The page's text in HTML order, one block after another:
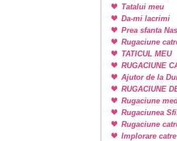
Tatalui meu
Da-mi lacrimi
Prea sfanta
Rugaciune
TATICUL MEU
RUGACIUNE
Ajutor de la
RUGACIUNE
Rugaciune
Rugaciunea
Rugaciune
Implorare